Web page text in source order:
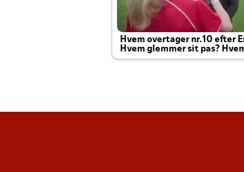
Hvem overtager nr.10 efter
Hvem glemmer sit pas?
Joachim altid til efter